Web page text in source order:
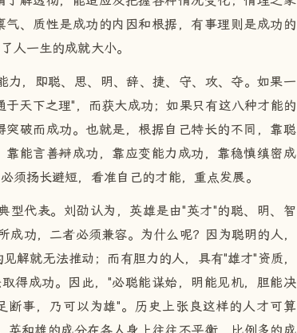
、质性是成功的内因和根据，有事理则是成功的
人一生的成就大小。
，即聪、思、明、辞、捷、守、攻、夺。如果一
天下之理"，而获大成功；如果只有这八种才能的
破而成功。也就是，根据自己特长的不同，靠聪
能言善辩成功，靠应变能力成功，靠稳慎缜密成
须扬长避短，看准自己的才能，重点发展。
型代表。刘劭认为，英雄是由"英才"的聪、明、智
功，二者必须兼容。为什么呢？因为聪明的人，
解就无法推动；而有胆力的人，具有"雄才"资质，
得成功。因此，"必聪能谋始，明能见机，胆能决
事，乃可以为雄"。历史上张良这样的人才可算